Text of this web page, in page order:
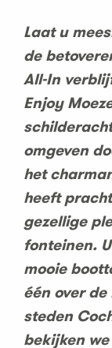
Laat u
de
All-In
Enjoy
omgeven
het
heeft
gezellige
fonteinen.
mooie
één over
steden
bekijken